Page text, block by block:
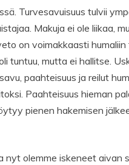
Turvesavuisuus tulvii
Makuja ei ole liikaa,
on voimakkaasti
tuntuu, mutta ei hallitse.
paahteisuus ja reilut
Paahteisuus hieman
pienen hakemisen
nyt olemme iskeneet aivan